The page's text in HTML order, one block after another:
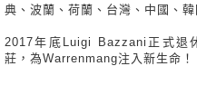
典、波蘭、荷蘭、台灣、中國、
2017年底Luigi Bazzani正式退
莊，為Warrenmang注入新生命！